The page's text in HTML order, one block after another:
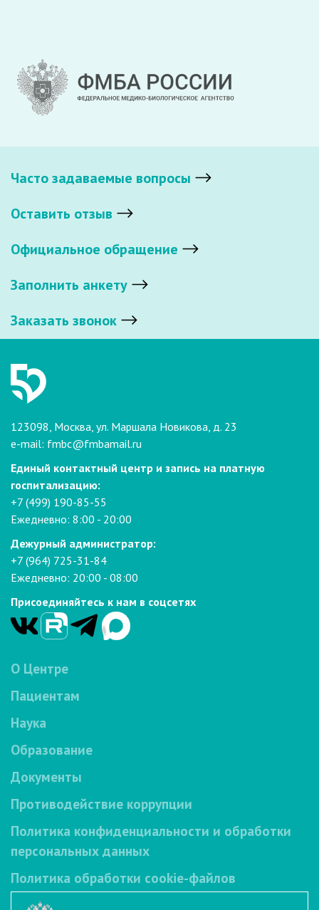
Часто задаваемые вопросы
Оставить отзыв
Официальное обращение
Заполнить анкету
Заказать звонок
123098, Москва, ул. Маршала Новикова, д. 23
e-mail: fmbc@fmbamail.ru
Единый контактный центр и запись на платную
госпитализацию:
+7 (499) 190-85-55
Ежедневно: 8:00 - 20:00
Дежурный администратор:
+7 (964) 725-31-84
Ежедневно: 20:00 - 08:00
Присоединяйтесь к нам в соцсетях
О Центре
Пациентам
Наука
Образование
Документы
Противодействие коррупции
Политика конфиденциальности и обработки
персональных данных
Политика обработки cookie-файлов